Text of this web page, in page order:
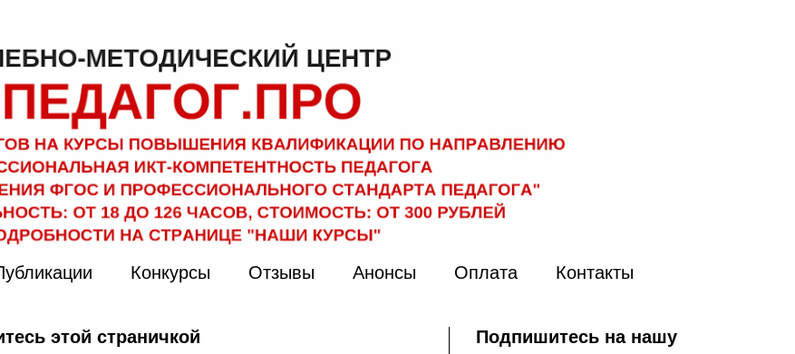
Конкурсы Отзывы Анонсы Оплата Контакты
этой страничкой
Подпишитесь на нашу